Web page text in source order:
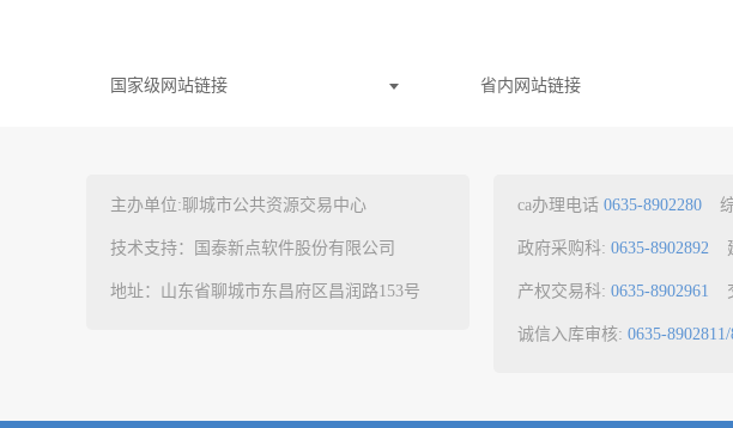
国家级网站链接 省内网站链接
主办单位:聊城市公共资源交易中心
技术支持：国泰新点软件股份有限公司
地址：山东省聊城市东昌府区昌润路153号
ca办理电话 0635-8902280
政府采购科: 0635-8902892
产权交易科: 0635-8902961
诚信入库审核: 0635-